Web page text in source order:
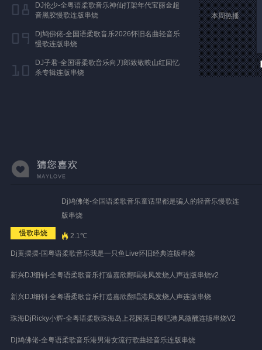
DJ伦少-全粤语柔歌音乐神仙打架年代宝丽金超
音黑胶慢歌连版串烧
Dj鸠佛佬-全国语柔歌音乐2026怀旧名曲轻音乐
慢歌连版串烧
DJ子君-全国语柔歌音乐向刀郎致敬映山红回忆
杀专辑连版串烧
本周热播
慢歌串烧
Dj鸠佛佬-全国语柔歌音乐童话里都是骗人的轻音乐慢歌连
版串烧
2.1℃
Dj黄摆摆-国粤语柔歌音乐我是一只鱼Live怀旧经典连版串烧
新兴DJ细钊-全粤语柔歌音乐打造嘉欣翻唱港风发烧人声连版串烧v2
新兴DJ细钊-全粤语柔歌音乐打造嘉欣翻唱港风发烧人声连版串烧
珠海DjRicky小辉-全粤语柔歌珠海岛上花园落日餐吧港风微醺连版串烧V2
Dj鸠佛佬-全粤语柔歌音乐港男港女流行歌曲轻音乐连版串烧